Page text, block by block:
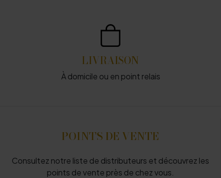
LIVRAISON
À domicile ou en point relais
POINTS DE VENTE
Consultez notre liste de distributeurs et découvrez les
points de vente près de chez vous.